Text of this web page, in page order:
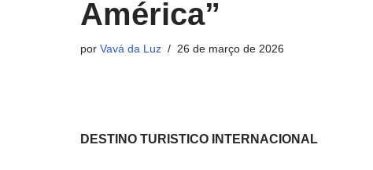
América”
por Vavá da Luz 26 de março de 2026
DESTINO TURISTICO INTERNACIONAL